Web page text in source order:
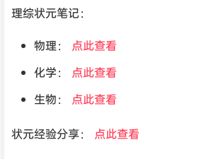
理综状元笔记：
物理： 点此查看
化学： 点此查看
生物： 点此查看
状元经验分享： 点此查看